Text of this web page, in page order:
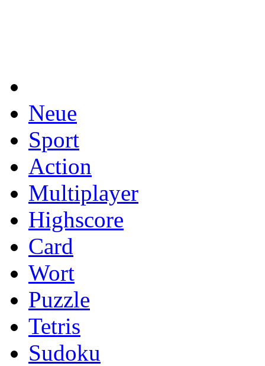
Neue
Sport
Action
Multiplayer
Highscore
Card
Wort
Puzzle
Tetris
Sudoku